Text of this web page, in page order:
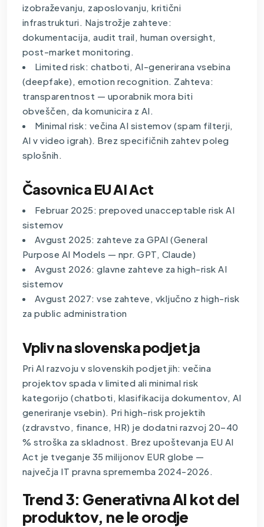
izobraževanju, zaposlovanju, kritični
infrastrukturi. Najstrožje zahteve:
dokumentacija, audit trail, human oversight,
post-market monitoring.
Limited risk: chatboti, AI-generirana vsebina
(deepfake), emotion recognition. Zahteva:
transparentnost — uporabnik mora biti
obveščen, da komunicira z AI.
Minimal risk: večina AI sistemov (spam filterji,
AI v video igrah). Brez specifičnih zahtev poleg
splošnih.
Časovnica EU AI Act
Februar 2025: prepoved unacceptable risk AI
sistemov
Avgust 2025: zahteve za GPAI (General
Purpose AI Models — npr. GPT, Claude)
Avgust 2026: glavne zahteve za high-risk AI
sistemov
Avgust 2027: vse zahteve, vključno z high-risk
za public administration
Vpliv na slovenska podjetja
Pri AI razvoju v slovenskih podjetjih: večina
projektov spada v limited ali minimal risk
kategorijo (chatboti, klasifikacija dokumentov, AI
generiranje vsebin). Pri high-risk projektih
(zdravstvo, finance, HR) je dodatni razvoj 20–40
% stroška za skladnost. Brez upoštevanja EU AI
Act je tveganje 35 milijonov EUR globe —
največja IT pravna sprememba 2024-2026.
Trend 3: Generativna AI kot del
produktov, ne le orodje